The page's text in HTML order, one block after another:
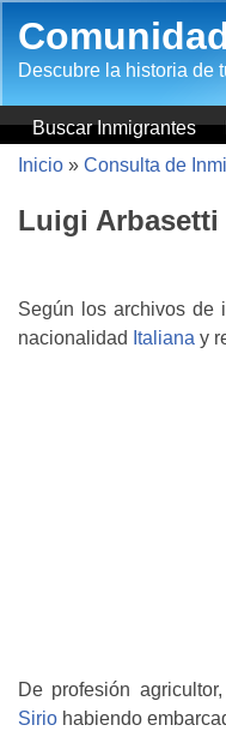
Descubre la historia de
Buscar Inmigrantes
Inicio » Consulta de
Luigi Arbasetti
Según los archivos de
nacionalidad Italiana y
De profesión
Sirio habiendo